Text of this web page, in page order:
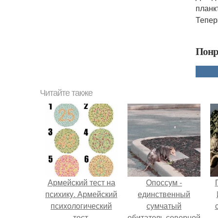
Читайте также
Армейский тест на
психику. Армейский
психологический
Опоссум -
единственный
сумчатый